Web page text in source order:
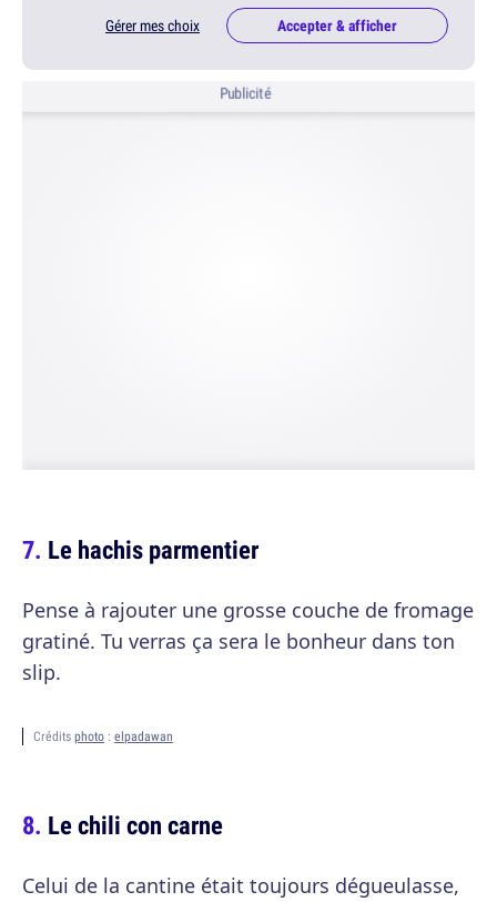
Gérer mes choix Accepter & afficher
Publicité
Le hachis parmentier
Pense à rajouter une grosse couche de fromage
gratiné. Tu verras ça sera le bonheur dans ton
slip.
Crédits photo : elpadawan
Le chili con carne
Celui de la cantine était toujours dégueulasse,